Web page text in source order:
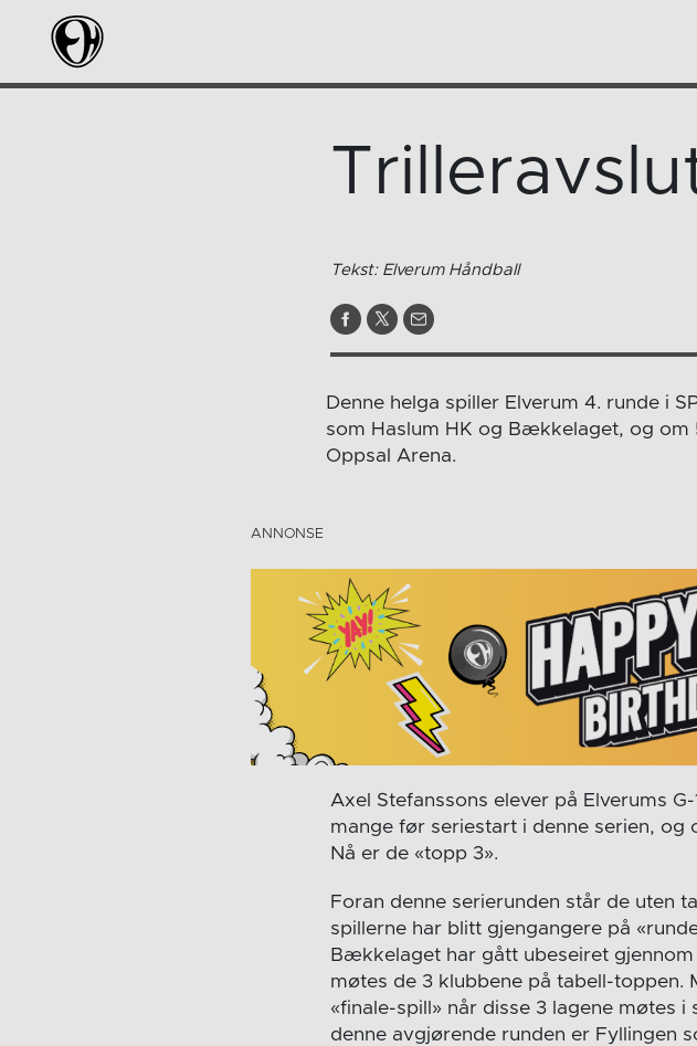
Tekst: Elverum Håndball
Denne helga spiller Elverum 4. runde i
som Haslum HK og Bækkelaget, og om
Oppsal Arena.
Axel Stefanssons elever på Elverums
mange før seriestart i denne serien,
Nå er de «topp 3».
Foran denne serierunden står de uten
spillerne har blitt gjengangere på
Bækkelaget har gått ubeseiret
møtes de 3 klubbene på tabell-toppen.
«finale-spill» når disse 3 lagene møtes
denne avgjørende runden er Fyllingen